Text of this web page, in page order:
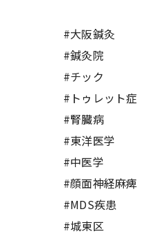
#大阪鍼灸
#鍼灸院
#チック
#トゥレット症
#腎臓病
#東洋医学
#中医学
#顔面神経麻痺
#MDS疾患
#城東区